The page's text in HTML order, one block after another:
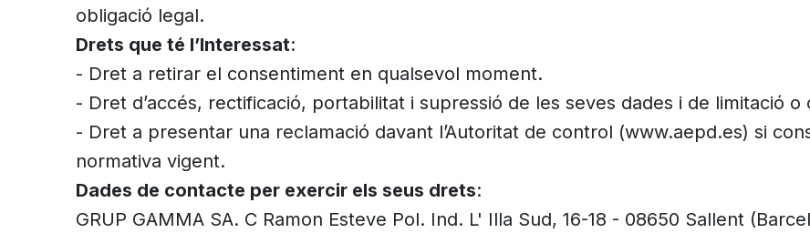
obligació legal.
Drets que té l’Interessat:
- Dret a retirar el consentiment en qualsevol moment.
- Dret d’accés, rectificació, portabilitat i supressió de les seves dades i de limitació
- Dret a presentar una reclamació davant l’Autoritat de control (www.aepd.es) si
normativa vigent.
Dades de contacte per exercir els seus drets:
GRUP GAMMA SA. C Ramon Esteve Pol. Ind. L' Illa Sud, 16-18 - 08650 Sallent